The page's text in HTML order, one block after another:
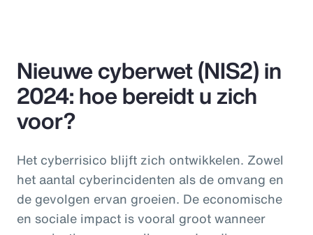
Nieuwe cyberwet (NIS2) in
2024: hoe bereidt u zich
voor?
Het cyberrisico blijft zich ontwikkelen. Zowel
het aantal cyberincidenten als de omvang en
de gevolgen ervan groeien. De economische
en sociale impact is vooral groot wanneer